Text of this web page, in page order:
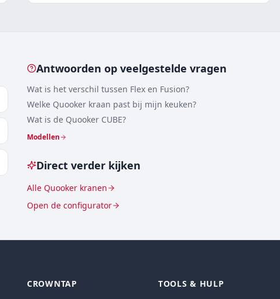
Antwoorden op veelgestelde vragen
Wat is het verschil tussen Flex en Fusion?
Welke Quooker kraan past bij mijn keuken?
Wat is de Quooker CUBE?
Modellen
Direct verder kijken
Alle Quooker kranen
Open de configurator
CROWNTAP TOOLS & HULP